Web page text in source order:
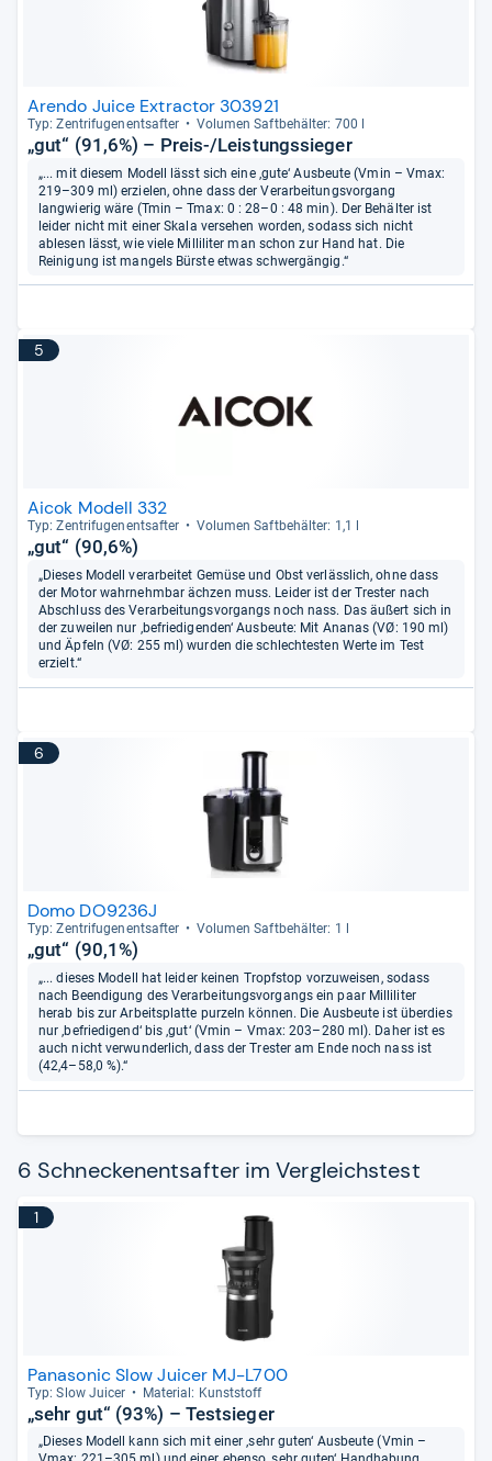
Arendo Juice Extractor 303921
Typ: Zen­tri­fu­gen­ent­saf­ter Volu­men Saft­be­häl­ter: 700 l
„gut“ (91,6%) – Preis-/Leistungssieger
„... mit diesem Modell lässt sich eine ‚gute‘ Ausbeute (Vmin – Vmax:
219–309 ml) erzielen, ohne dass der Verarbeitungsvorgang
langwierig wäre (Tmin – Tmax: 0 : 28–0 : 48 min). Der Behälter ist
leider nicht mit einer Skala versehen worden, sodass sich nicht
ablesen lässt, wie viele Milliliter man schon zur Hand hat. Die
Reinigung ist mangels Bürste etwas schwergängig.“
5
Aicok Modell 332
Typ: Zen­tri­fu­gen­ent­saf­ter Volu­men Saft­be­häl­ter: 1,1 l
„gut“ (90,6%)
„Dieses Modell verarbeitet Gemüse und Obst verlässlich, ohne dass
der Motor wahrnehmbar ächzen muss. Leider ist der Trester nach
Abschluss des Verarbeitungsvorgangs noch nass. Das äußert sich in
der zuweilen nur ‚befriedigenden‘ Ausbeute: Mit Ananas (VØ: 190 ml)
und Äpfeln (VØ: 255 ml) wurden die schlechtesten Werte im Test
erzielt.“
6
Domo DO9236J
Typ: Zen­tri­fu­gen­ent­saf­ter Volu­men Saft­be­häl­ter: 1 l
„gut“ (90,1%)
„... dieses Modell hat leider keinen Tropfstop vorzuweisen, sodass
nach Beendigung des Verarbeitungsvorgangs ein paar Milliliter
herab bis zur Arbeitsplatte purzeln können. Die Ausbeute ist überdies
nur ‚befriedigend‘ bis ‚gut‘ (Vmin – Vmax: 203–280 ml). Daher ist es
auch nicht verwunderlich, dass der Trester am Ende noch nass ist
(42,4–58,0 %).“
6 Schneckenentsafter im Vergleichstest
1
Panasonic Slow Juicer MJ-L700
Typ: Slow Jui­cer Mate­rial: Kunst­stoff
„sehr gut“ (93%) – Testsieger
„Dieses Modell kann sich mit einer ‚sehr guten‘ Ausbeute (Vmin –